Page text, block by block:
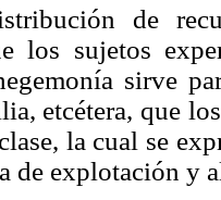
de
los sujetos
sirve
etcétera, que
la cual se
de explotación y